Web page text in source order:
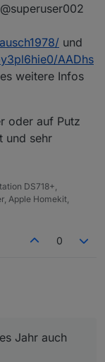
bis
,
/*ring*/
, {
und
AADhs
weitere Infos
oder auf Putz
und sehr
DS718+,
Apple Homekit,
0
Jahr auch